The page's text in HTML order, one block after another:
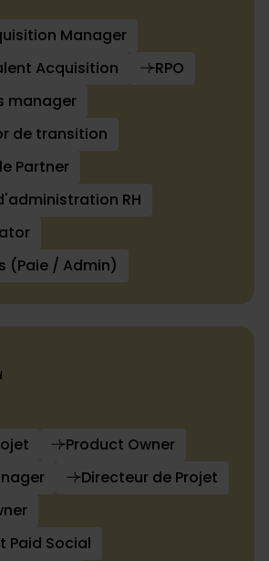
Manager
Acquisition
RPO
manager
de transition
Partner
RH
(Paie / Admin)
Product Owner
Directeur de Projet
Paid Social